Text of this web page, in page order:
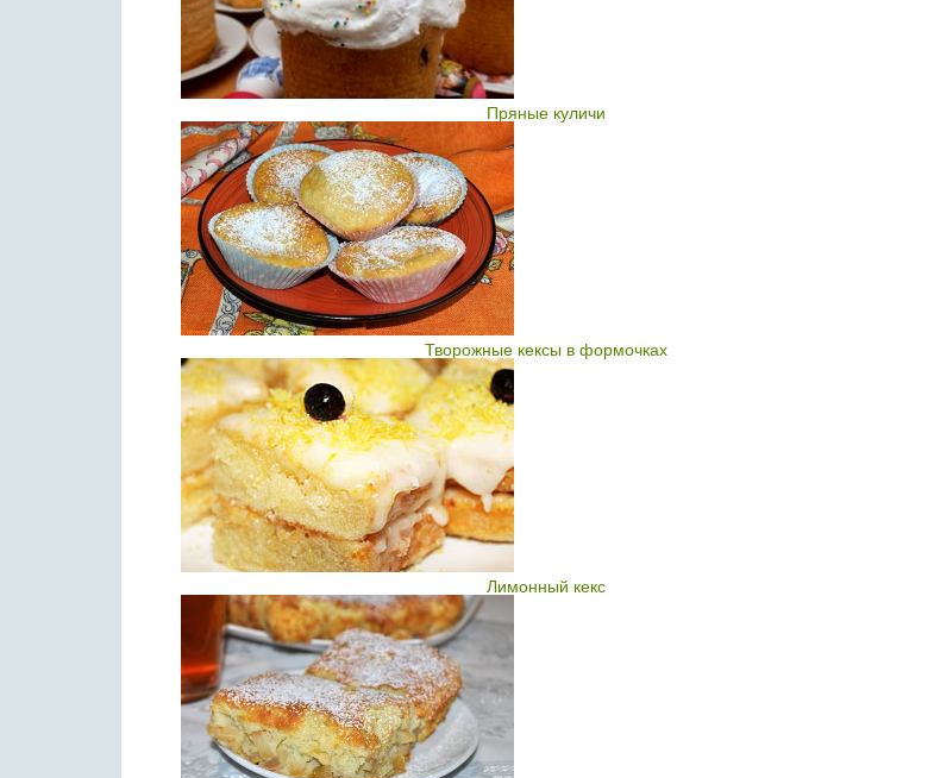
Пряные куличи
Творожные кексы в формочках
Лимонный кекс